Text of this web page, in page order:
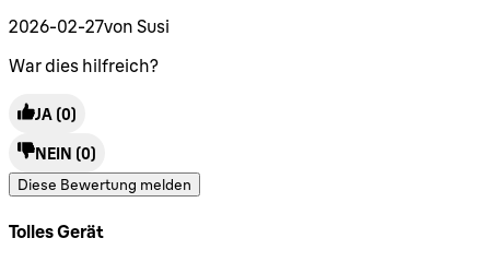
2026-02-27von Susi
War dies hilfreich?
JA (0)
NEIN (0)
Diese Bewertung melden
Tolles Gerät